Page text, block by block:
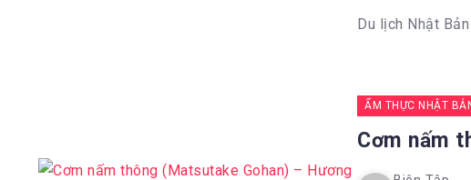
Du lịch Nhật
ẨM THỰC NHẬT
Cơm nấm